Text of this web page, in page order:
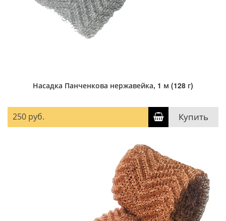
Насадка Панченкова нержавейка, 1 м (128 г)
250 руб. Купить